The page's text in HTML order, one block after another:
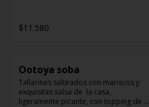
$11.580
Ootoya soba
Tallarines salteados con mariscos y
exquisitas salsa de  la casa,
ligeramente picante, con topping de